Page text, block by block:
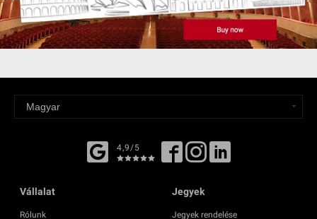
4,9/5
Vállalat
Rólunk
Jegyek
Jegyek rendelése